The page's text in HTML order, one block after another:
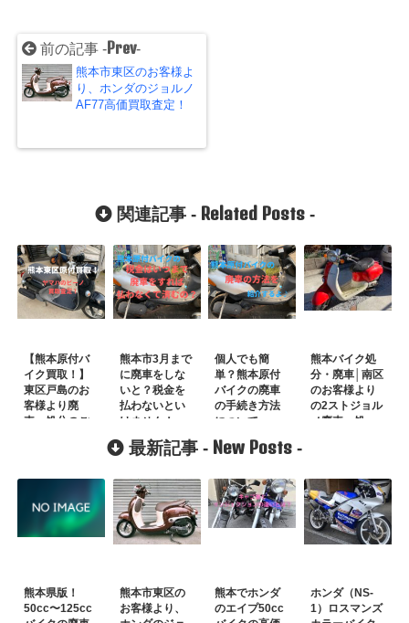
前の記事 - Prev-
熊本市東区のお客様よ
り、ホンダのジョルノ
AF77高価買取査定！
関連記事 - Related Posts-
【熊本原付バ
イク買取！】
東区戸島のお
客様より廃
車・処分のご
熊本市3月まで
に廃車をしな
いと？税金を
払わないとい
けません！
個人でも簡
単？熊本原付
バイクの廃車
の手続き方法
について
熊本バイク処
分・廃車│南区
のお客様より
の2ストジョル
ノ廃車・処
最新記事 - New Posts -
熊本県版！
50cc〜125cc
熊本市東区の
お客様より、
熊本でホンダ
のエイプ50cc
ホンダ（NS-
1）ロスマンズ